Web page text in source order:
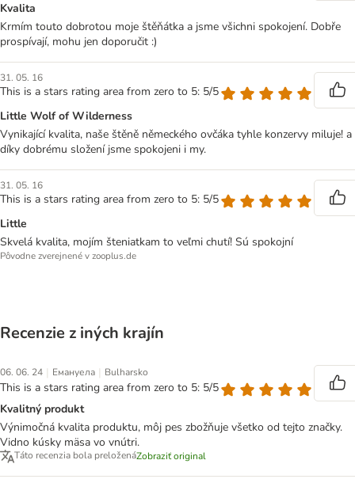
Kvalita
Krmím touto dobrotou moje štěňátka a jsme všichni spokojení. Dobře
prospívají, mohu jen doporučit :)
31. 05. 16
This is a stars rating area from zero to 5: 5/5
Little Wolf of Wilderness
Vynikající kvalita, naše štěně německého ovčáka tyhle konzervy miluje! a
díky dobrému složení jsme spokojeni i my.
31. 05. 16
This is a stars rating area from zero to 5: 5/5
Little
Skvelá kvalita, mojím šteniatkam to veľmi chutí! Sú spokojní
Pôvodne zverejnené v zooplus.de
Recenzie z iných krajín
06. 06. 24 | Емануела | Bulharsko
This is a stars rating area from zero to 5: 5/5
Kvalitný produkt
Výnimočná kvalita produktu, môj pes zbožňuje všetko od tejto značky.
Vidno kúsky mäsa vo vnútri.
Táto recenzia bola preloženáZobraziť original